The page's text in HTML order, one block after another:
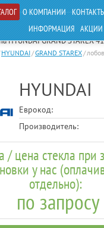
О КОМПАНИИ
ИНФОРМАЦИЯ АКЦИИ
HYUNDAI GRAND STAREX
HYUNDAI/GRAND STAREX/
HYUNDAI
Еврокод:
Производитель:
/ цена стекла при
у нас
отдельно):
по запросу